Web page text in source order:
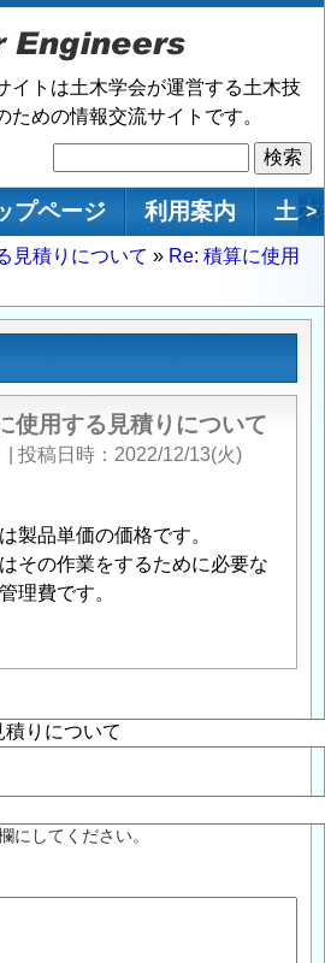
イトは土木学会が運営する土木技
ための情報交流サイトです。
索
プページ 利用案内 土 >
見積りについて
Re: 積算に使用
使用する見積りについて
投稿日時
2022/12/13(火)
製品単価の価格です。
その作業をするために必要な
理費です。
にしてください。